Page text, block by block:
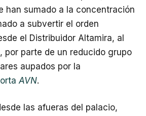
han sumado a la concentración
a subvertir el orden
el Distribuidor Altamira, al
por parte de un reducido grupo
aupados por la
AVN.
las afueras del palacio,